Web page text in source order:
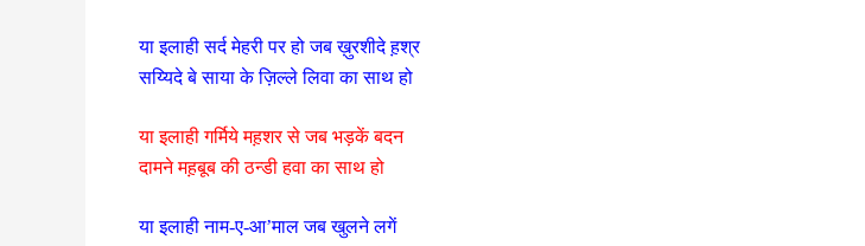
या इलाही सर्द मेहरी पर हो जब ख़ुरशीदे ह़श्र
सय्यिदे बे साया के ज़िल्ले लिवा का साथ हो
या इलाही गर्मिये मह़शर से जब भड़कें बदन
दामने मह़बूब की ठन्डी हवा का साथ हो
या इलाही नाम-ए-आ’माल जब खुलने लगें